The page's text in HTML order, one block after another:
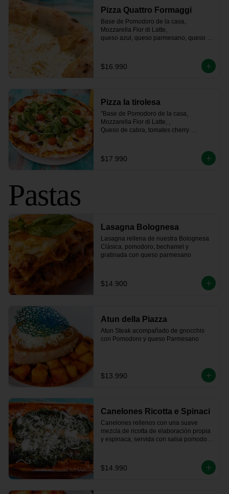
Pizza Quattro Formaggi
Base de Pomodoro de la casa,
Mozzarella Fior di Latte,
queso azul, queso parmesano, queso de
$16.990
Pizza la tirolesa
"Base de Pomodoro de la casa,
Mozzarella Fior di Latte, ,
Queso de cabra, tomates cherry
$17.990
Pastas
Lasagna Bolognesa
Lasagna rellena de nuestra Bolognesa
Clásica, pomodoro, bechamel y
gratinada con queso parmesano
$14.900
Atun della Piazza
Atun Steak acompañado de gnocchis
con Pomodoro y queso Parmesano
$13.990
Canelones Ricotta e Spinaci
Canelones rellenos con una suave
mezcla de ricotta de elaboración propia
y espinaca, servida con salsa pomodoro,
$14.990